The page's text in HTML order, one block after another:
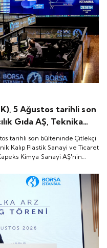
5 Ağustos tarihli son
Gıda AŞ, Teknika
ve Ticaret AŞ,
AŞ, Kapeks Kimya
verdiği duyurdu.
tarihli son bülteninde Çitlekçi
Kalıp Plastik Sanayi ve Ticaret
Kimya Sanayi AŞ'nin